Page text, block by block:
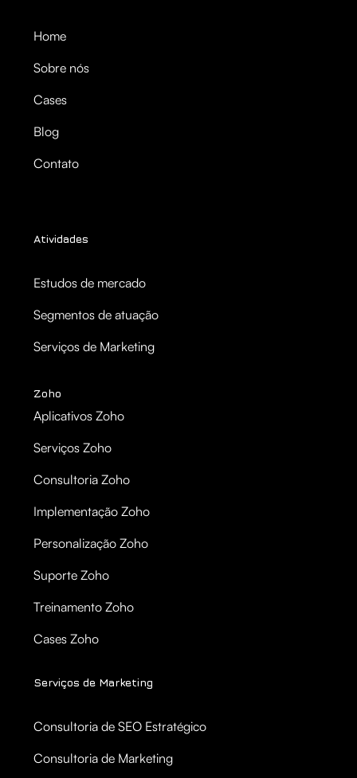
Home
Sobre nós
Cases
Blog
Contato
Atividades
Estudos de mercado
Segmentos de atuação
Serviços de Marketing
Zoho
Aplicativos Zoho
Serviços Zoho
Consultoria Zoho
Implementação Zoho
Personalização Zoho
Suporte Zoho
Treinamento Zoho
Cases Zoho
Serviços de Marketing
Consultoria de SEO Estratégico
Consultoria de Marketing